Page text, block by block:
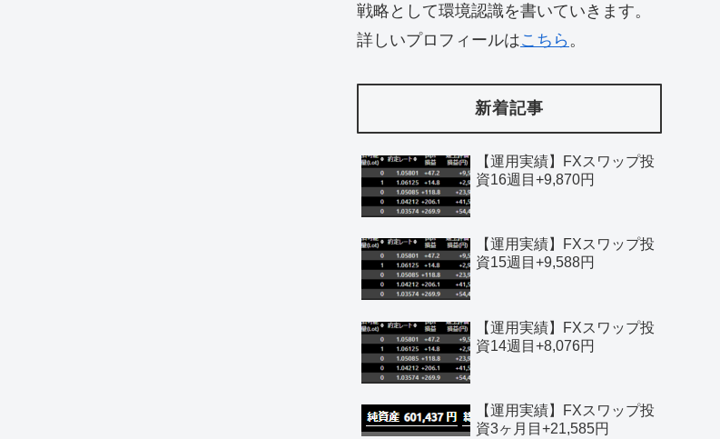
戦略として環境認識を書いていきます。
詳しいプロフィールはこちら 。
新着記事
【運用実績】FXスワップ投
資16週目+9,870円
【運用実績】FXスワップ投
資15週目+9,588円
【運用実績】FXスワップ投
資14週目+8,076円
【運用実績】FXスワップ投
資3ヶ月目+21,585円